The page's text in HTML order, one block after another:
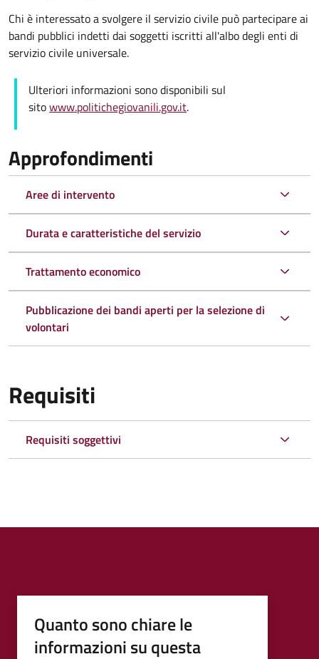
Chi è interessato a svolgere il servizio civile può partecipare ai
bandi pubblici indetti dai soggetti iscritti all'albo degli enti di
servizio civile universale.
Ulteriori informazioni sono disponibili sul
sitowww.politichegiovanili.gov.it.
Approfondimenti
Aree di intervento
Durata e caratteristiche del servizio
Trattamento economico
Pubblicazione dei bandi aperti per la selezione di
volontari
Requisiti
Requisiti soggettivi
Quanto sono chiare le
informazioni su questa